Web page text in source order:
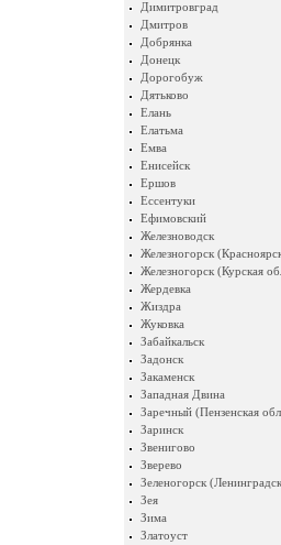
Димитровград
Дмитров
Добрянка
Донецк
Дорогобуж
Дятьково
Елань
Елатьма
Емва
Енисейск
Ершов
Ессентуки
Ефимовский
Железноводск
Железногорск
Железногорск (Курская
Жердевка
Жиздра
Жуковка
Забайкальск
Задонск
Закаменск
Западная Двина
Заречный (Пензенская
Заринск
Звенигово
Зверево
Зеленогорск
Зея
Зима
Златоуст